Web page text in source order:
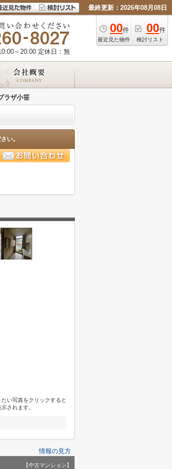
最終更新：2026年08月08日
00件
最近見た物件
00件
検討リスト
～20:00 定休日：無
ラザ小笹
い。
い写真をクリックすると
されます。
情報の見方
【中古マンション】